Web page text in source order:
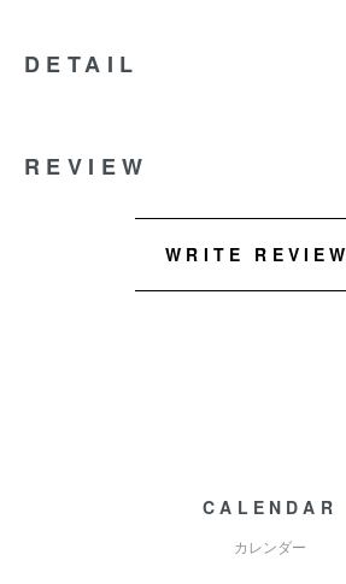
DETAIL
REVIEW
WRITE REVIEW
CALENDAR
カレンダー